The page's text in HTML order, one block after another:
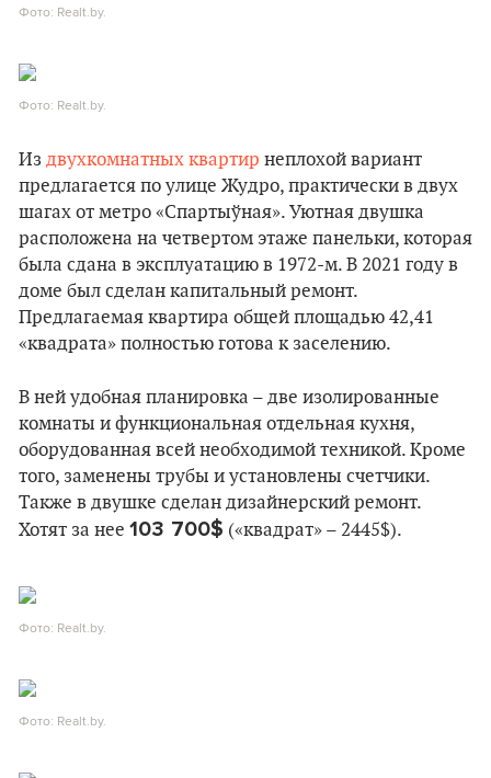
Фото: Realt.by.
Фото: Realt.by.
Из двухкомнатных квартир неплохой вариант
предлагается по улице Жудро, практически в двух
шагах от метро «Спартыўная». Уютная двушка
расположена на четвертом этаже панельки, которая
была сдана в эксплуатацию в 1972-м. В 2021 году в
доме был сделан капитальный ремонт.
Предлагаемая квартира общей площадью 42,41
«квадрата» полностью готова к заселению.
В ней удобная планировка – две изолированные
комнаты и функциональная отдельная кухня,
оборудованная всей необходимой техникой. Кроме
того, заменены трубы и установлены счетчики.
Также в двушке сделан дизайнерский ремонт.
Хотят за нее 103 700$ («квадрат» – 2445$).
Фото: Realt.by.
Фото: Realt.by.